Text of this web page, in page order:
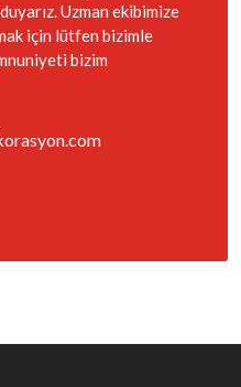
Uzman ekibimize
için lütfen bizimle
bizim